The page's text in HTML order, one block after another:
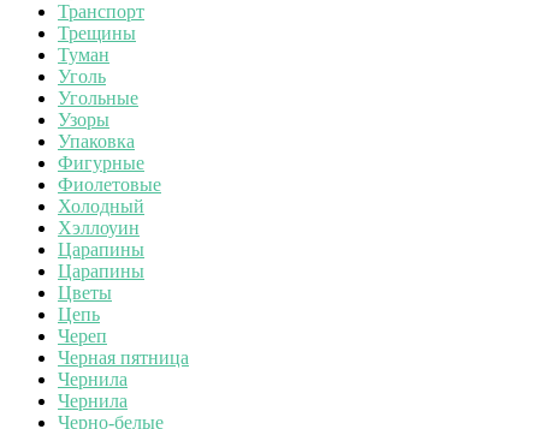
Транспорт
Трещины
Туман
Уголь
Угольные
Узоры
Упаковка
Фигурные
Фиолетовые
Холодный
Хэллоуин
Царапины
Царапины
Цветы
Цепь
Череп
Черная пятница
Чернила
Чернила
Черно-белые